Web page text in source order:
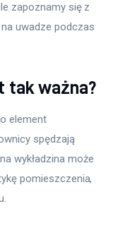
zapoznamy się z
uwadze podczas
tak ważna?
element
spędzają
wykładzina może
pomieszczenia,